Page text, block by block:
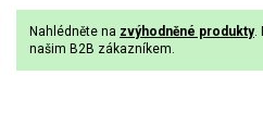
Nahlédněte na zvýhodněné produkty.
našim B2B zákazníkem.